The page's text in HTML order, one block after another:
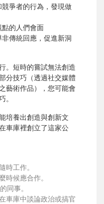
競爭者的行為，發現做
點的人們會面
非傳統回應，促進新洞
。短時的嘗試無法創造
分技巧（透過社交媒體
藝術作品），您可能會
。
培養出創造與創新文
車庫裡創立了這家公
時工作。
時候應合作。
同事。
車庫中談論政治或搞官